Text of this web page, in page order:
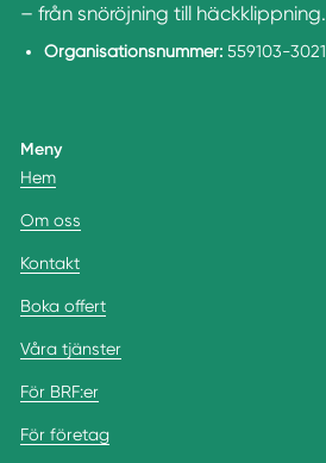
– från snöröjning till häckklippning.
Organisationsnummer: 559103-3021
Meny
Hem
Om oss
Kontakt
Boka offert
Våra tjänster
För BRF:er
För företag